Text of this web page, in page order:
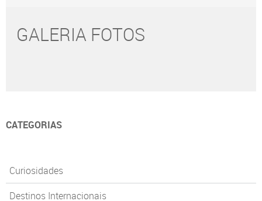
GALERIA FOTOS
CATEGORIAS
Curiosidades
Destinos Internacionais